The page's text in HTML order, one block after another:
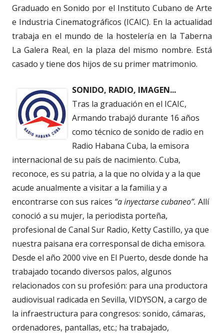
Graduado en Sonido por el Instituto Cubano de Arte
e Industria Cinematográficos (ICAIC). En la actualidad
trabaja en el mundo de la hostelería en la Taberna
La Galera Real, en la plaza del mismo nombre. Está
casado y tiene dos hijos de su primer matrimonio.
SONIDO, RADIO, IMAGEN...
Tras la graduación en el ICAIC,
Armando trabajó durante 16 años
como técnico de sonido de radio en
Radio Habana Cuba, la emisora
internacional de su país de nacimiento. Cuba,
reconoce, es su patria, a la que no olvida y a la que
acude anualmente a visitar a la familia y a
encontrarse con sus raices “a inyectarse cubaneo”. Allí
conoció a su mujer, la periodista porteña,
profesional de Canal Sur Radio, Ketty Castillo, ya que
nuestra paisana era corresponsal de dicha emisora.
Desde el año 2000 vive en El Puerto, desde donde ha
trabajado tocando diversos palos, algunos
relacionados con su profesión: para una productora
audiovisual radicada en Sevilla, VIDYSON, a cargo de
la infraestructura para congresos: sonido, cámaras,
ordenadores, pantallas, etc.; ha trabajado,